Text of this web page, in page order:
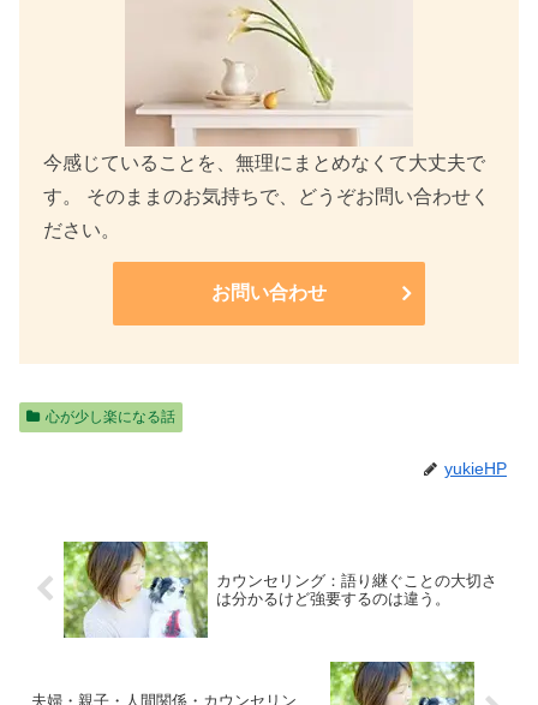
今感じていることを、無理にまとめなくて大丈夫で
す。 そのままのお気持ちで、どうぞお問い合わせく
ださい。
お問い合わせ
心が少し楽になる話
yukieHP
カウンセリング：語り継ぐことの大切さ
は分かるけど強要するのは違う。
夫婦・親子・人間関係・カウンセリン